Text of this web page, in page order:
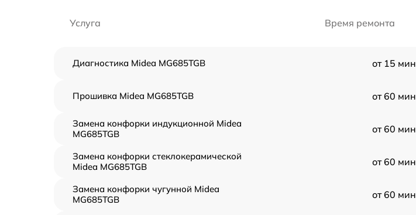
Услуга Время ремонта
Диагностика Midea MG685TGB от 15 мин
Прошивка Midea MG685TGB от 60 мин
Замена конфорки индукционной Midea
MG685TGB
от 60 мин
Замена конфорки стеклокерамической
Midea MG685TGB
от 60 мин
Замена конфорки чугунной Midea
MG685TGB
от 60 мин